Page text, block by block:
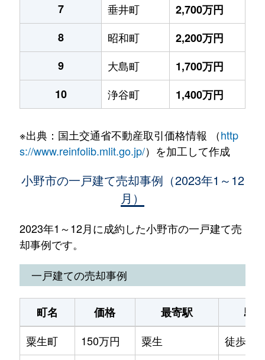
7
垂井町
2,700万円
8
昭和町
2,200万円
9
大島町
1,700万円
10
浄谷町 1,400万円
※出典：国土交通省不動産取引価格情報 （http
s://www.reinfolib.mlit.go.jp/）を加工して作成
小野市の一戸建て売却事例（2023年1～12
月）
2023年1～12月に成約した小野市の一戸建て売
却事例です。
一戸建ての売却事例
町名 価格 最寄駅
駅
粟生町
150万円 粟生
徒歩45